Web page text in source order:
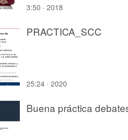
3:50 · 2018
PRACTICA_SCC
25:24 · 2020
Buena práctica